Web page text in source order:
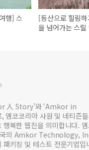
행] 스
[등산으로 힐링
을 넘어가는 스
人 Story’와 ‘Amkor in
앰코코리아 사원 및 네티즌
행복한 웹진을 의미합니다.
국의 Amkor Technology,
키징 및 테스트 전문기업입